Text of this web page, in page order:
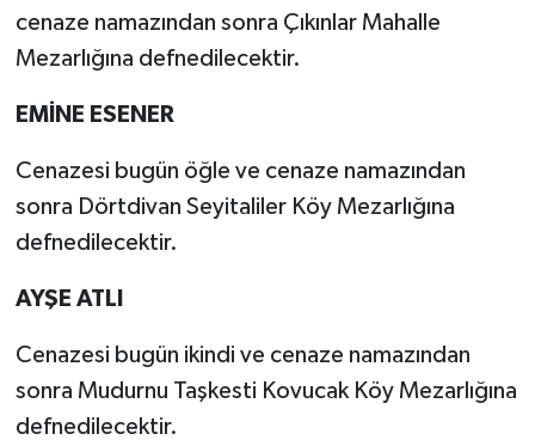
cenaze namazından sonra Çıkınlar Mahalle
Mezarlığına defnedilecektir.
EMİNE ESENER
Cenazesi bugün öğle ve cenaze namazından
sonra Dörtdivan Seyitaliler Köy Mezarlığına
defnedilecektir.
AYŞE ATLI
Cenazesi bugün ikindi ve cenaze namazından
sonra Mudurnu Taşkesti Kovucak Köy Mezarlığına
defnedilecektir.